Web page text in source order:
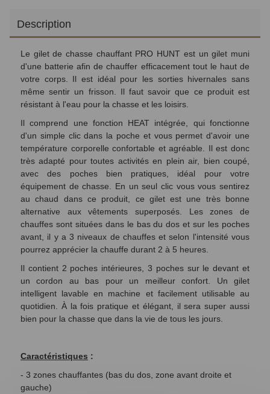
Description
Le gilet de chasse chauffant PRO HUNT est un gilet muni
d'une batterie afin de chauffer efficacement tout le haut de
votre corps. Il est idéal pour les sorties hivernales sans
même sentir un frisson. Il faut savoir que ce produit est
résistant à l'eau pour la chasse et les loisirs.
Il comprend une fonction HEAT intégrée, qui fonctionne
d'un simple clic dans la poche et vous permet d'avoir une
température corporelle confortable et agréable. Il est donc
très adapté pour toutes activités en plein air, bien coupé,
avec des poches bien pratiques, idéal pour votre
équipement de chasse. En un seul clic vous vous sentirez
au chaud dans ce produit, ce gilet est une très bonne
alternative aux vêtements superposés. Les zones de
chauffes sont situées dans le bas du dos et sur les poches
avant, il y a 3 niveaux de chauffes et selon l'intensité vous
pourrez apprécier la chauffe durant 2 à 5 heures.
Il contient 2 poches intérieures, 3 poches sur le devant et
un cordon au bas pour un meilleur confort. Un gilet
intelligent lavable en machine et facilement utilisable au
quotidien. À la fois pratique et élégant, il sera super aussi
bien pour la chasse que dans la vie de tous les jours.
Caractéristiques :
- 3 zones chauffantes (bas du dos, zone avant droite et
gauche)